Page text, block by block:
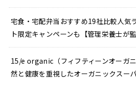
宅食・宅配弁当おすすめ19社比較人気
ト限定キャンペーンも【管理栄養士が監
15/e organic（フィフティーンオーガ
然と健康を重視したオーガニックスー